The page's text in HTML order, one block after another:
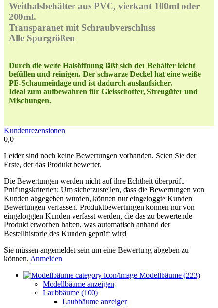
Weithalsbehälter aus PVC, vierkant 100ml oder
200ml.
Transparanet mit Schraubverschluss
Alle Spurgrößen
Durch die weite Halsöffnung läßt sich der Behälter leicht
befüllen und reinigen. Der schwarze Deckel hat eine weiße
PE-Schaumeinlage und ist dadurch auslaufsicher.
Ideal zum aufbewahren für Gleisschotter, Streugüter und
Mischungen.
Kundenrezensionen
0,0
Leider sind noch keine Bewertungen vorhanden. Seien Sie der
Erste, der das Produkt bewertet.
Die Bewertungen werden nicht auf ihre Echtheit überprüft.
Prüfungskriterien: Um sicherzustellen, dass die Bewertungen von
Kunden abgegeben wurden, können nur eingeloggte Kunden
Bewertungen verfassen. Produktbewertungen können nur von
eingeloggten Kunden verfasst werden, die das zu bewertende
Produkt erworben haben, was automatisch anhand der
Bestellhistorie des Kunden geprüft wird.
Sie müssen angemeldet sein um eine Bewertung abgeben zu
können. Anmelden
Modellbäume (223)
Modellbäume anzeigen
Laubbäume (100)
Laubbäume anzeigen